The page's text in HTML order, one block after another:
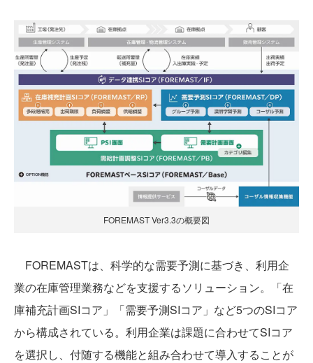
FOREMAST Ver3.3の概要図
FOREMASTは、科学的な需要予測に基づき、利用企
業の在庫管理業務などを支援するソリューション。「在
庫補充計画SIコア」「需要予測SIコア」など5つのSIコア
から構成されている。利用企業は課題に合わせてSIコア
を選択し、付随する機能と組み合わせて導入することが